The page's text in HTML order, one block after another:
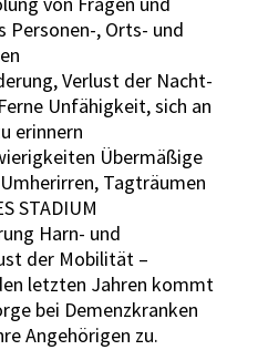
Personen-, Orts- und
Verlust der Nacht-
Unfähigkeit, sich an
erinnern
Übermäßige
Tagträumen
STADIUM
Harn- und
der Mobilität –
letzten Jahren kommt
bei Demenzkranken
Angehörigen zu.